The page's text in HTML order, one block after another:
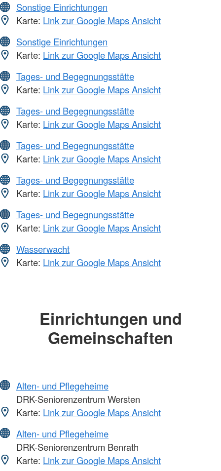
Sonstige Einrichtungen
Karte: Link zur Google Maps Ansicht
Sonstige Einrichtungen
Karte: Link zur Google Maps Ansicht
Tages- und Begegnungsstätte
Karte: Link zur Google Maps Ansicht
Tages- und Begegnungsstätte
Karte: Link zur Google Maps Ansicht
Tages- und Begegnungsstätte
Karte: Link zur Google Maps Ansicht
Tages- und Begegnungsstätte
Karte: Link zur Google Maps Ansicht
Tages- und Begegnungsstätte
Karte: Link zur Google Maps Ansicht
Wasserwacht
Karte: Link zur Google Maps Ansicht
Einrichtungen und
Gemeinschaften
Alten- und Pflegeheime
DRK-Seniorenzentrum Wersten
Karte: Link zur Google Maps Ansicht
Alten- und Pflegeheime
DRK-Seniorenzentrum Benrath
Karte: Link zur Google Maps Ansicht